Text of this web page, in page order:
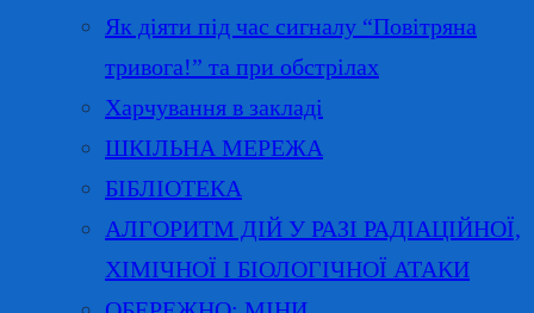
Як діяти під час сигналу “Повітряна
тривога!” та при обстрілах
Харчування в закладі
ШКІЛЬНА МЕРЕЖА
БІБЛІОТЕКА
АЛГОРИТМ ДІЙ У РАЗІ РАДІАЦІЙНОЇ,
ХІМІЧНОЇ І БІОЛОГІЧНОЇ АТАКИ